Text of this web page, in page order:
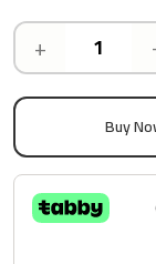
+
Buy